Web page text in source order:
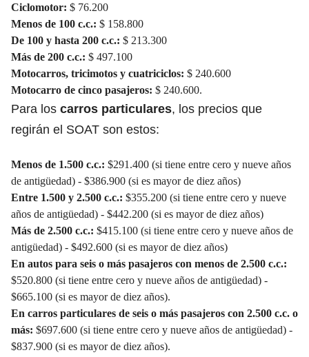
Ciclomotor: $ 76.200
Menos de 100 c.c.: $ 158.800
De 100 y hasta 200 c.c.: $ 213.300
Más de 200 c.c.: $ 497.100
Motocarros, tricimotos y cuatriciclos: $ 240.600
Motocarro de cinco pasajeros: $ 240.600.
Para los carros particulares, los precios que
regirán el SOAT son estos:
Menos de 1.500 c.c.: $291.400 (si tiene entre cero y nueve años
de antigüedad) - $386.900 (si es mayor de diez años)
Entre 1.500 y 2.500 c.c.: $355.200 (si tiene entre cero y nueve
años de antigüedad) - $442.200 (si es mayor de diez años)
Más de 2.500 c.c.: $415.100 (si tiene entre cero y nueve años de
antigüedad) - $492.600 (si es mayor de diez años)
En autos para seis o más pasajeros con menos de 2.500 c.c.:
$520.800 (si tiene entre cero y nueve años de antigüedad) -
$665.100 (si es mayor de diez años).
En carros particulares de seis o más pasajeros con 2.500 c.c. o
más: $697.600 (si tiene entre cero y nueve años de antigüedad) -
$837.900 (si es mayor de diez años).